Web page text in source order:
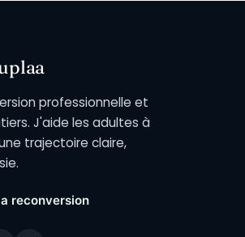
professionnelle et
J'aide les adultes à
trajectoire claire,
reconversion